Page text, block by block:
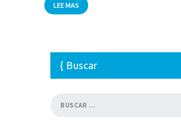
LEE MAS
Buscar